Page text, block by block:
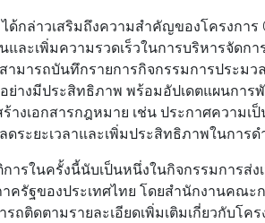
ได้กล่าวเสริมถึงความสำคัญของโครงการ
ละเพิ่มความรวดเร็วในการบริหารจัดก
มารถบันทึกรายการกิจกรรมการประมว
ย่างมีประสิทธิภาพ พร้อมอัปเดตแผนการ
ร้างเอกสารกฎหมาย เช่น ประกาศความเ
ระยะเวลาและเพิ่มประสิทธิภาพในการ
ารในครั้งนี้นับเป็นหนึ่งในกิจกรรมการส่
ครัฐของประเทศไทย โดยสำนักงานคณ
ถติดตามรายละเอียดเพิ่มเติมเกี่ยวกับโค